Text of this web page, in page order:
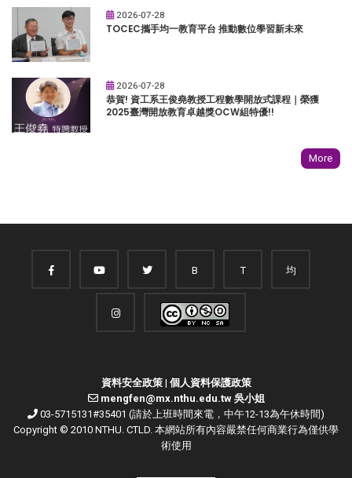
2026-07-28
TOCEC攜手均一教育平台 推動數位學習新未來
2026-07-28
恭賀! 資工系王俊堯教授工程數學開放式課程｜榮獲
2025臺灣開放教育卓越獎OCW組特優!!
More
B T 均
資料安全政策| 個人資料保護政策
mengfen@mx.nthu.edu.tw 吳小姐
03-5715131#35401 (請於上班時間來電，中午12-13為午休時間)
Copyright © 2010 NTHU. CTLD. 本網站所有內容嚴禁任何商業行為僅供學
術使用